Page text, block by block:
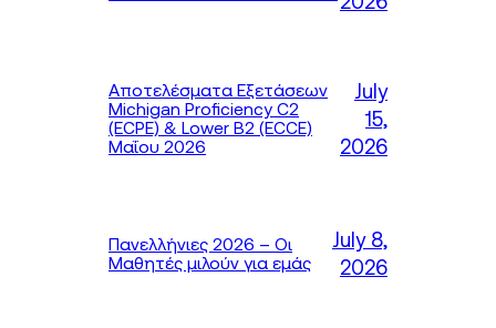
Αποτελέσματα Εξετάσεων
Michigan Proficiency C2
(ECPE) & Lower B2 (ECCE)
Μαΐου 2026
July
15,
2026
Πανελλήνιες 2026 – Οι
Μαθητές μιλούν για εμάς
July 8,
2026